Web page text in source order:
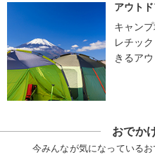
アウト
キャン
レチッ
きるア
おでか
今みんなが気になっている